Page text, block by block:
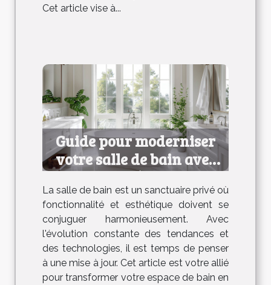
Cet article vise à...
Guide pour moderniser
votre salle de bain avec
efficacité et style
La salle de bain est un sanctuaire privé où
fonctionnalité et esthétique doivent se
conjuguer harmonieusement. Avec
l'évolution constante des tendances et
des technologies, il est temps de penser
à une mise à jour. Cet article est votre allié
pour transformer votre espace de bain en